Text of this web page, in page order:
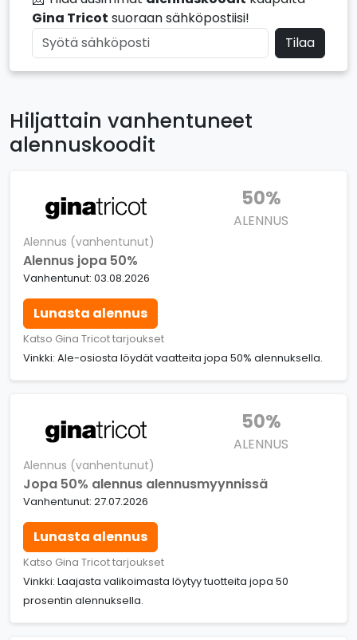
Gina Tricot suoraan sähköpostiisi!
Tilaa
Hiljattain vanhentuneet
alennuskoodit
50%
ALENNUS
Alennus (vanhentunut)
Alennus jopa 50%
Vanhentunut: 03.08.2026
Lunasta alennus
Katso Gina Tricot tarjoukset
Vinkki: Ale-osiosta löydät vaatteita jopa 50% alennuksella.
50%
ALENNUS
Alennus (vanhentunut)
Jopa 50% alennus alennusmyynnissä
Vanhentunut: 27.07.2026
Lunasta alennus
Katso Gina Tricot tarjoukset
Vinkki: Laajasta valikoimasta löytyy tuotteita jopa 50
prosentin alennuksella.